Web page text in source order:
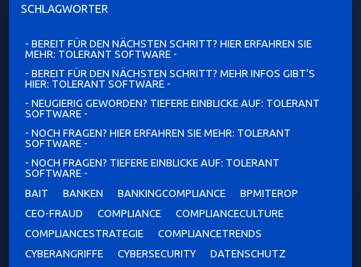
SCHLAGWÖRTER
- BEREIT FÜR DEN NÄCHSTEN SCHRITT? HIER ERFAHREN SIE
MEHR: TOLERANT SOFTWARE -
- BEREIT FÜR DEN NÄCHSTEN SCHRITT? MEHR INFOS GIBT’S
HIER: TOLERANT SOFTWARE -
- NEUGIERIG GEWORDEN? TIEFERE EINBLICKE AUF: TOLERANT
SOFTWARE -
- NOCH FRAGEN? HIER ERFAHREN SIE MEHR: TOLERANT
SOFTWARE -
- NOCH FRAGEN? TIEFERE EINBLICKE AUF: TOLERANT
SOFTWARE -
BAIT
BANKEN BANKINGCOMPLIANCE
BPMITEROP
CEO-FRAUD
COMPLIANCE
COMPLIANCECULTURE
COMPLIANCESTRATEGIE
COMPLIANCETRENDS
CYBERANGRIFFE
CYBERSECURITY
DATENSCHUTZ